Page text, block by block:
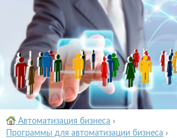
Автоматизация бизнеса ›
Программы для автоматизации бизнеса ›